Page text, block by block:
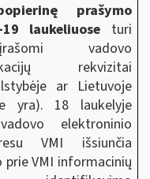
prašymo
laukeliuose turi
vadovo
rekvizitai
ar Lietuvoje
yra). 18 laukelyje
elektroninio
VMI išsiunčia
prie VMI informacinių